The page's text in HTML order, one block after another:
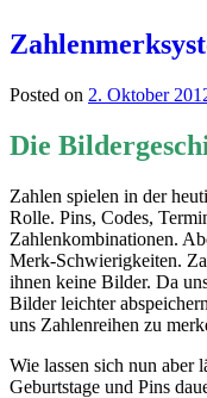
Posted on 2. Oktober
Die
Zahlen spielen in der
Rolle. Pins, Codes,
Zahlenkombinationen.
Merk-Schwierigkeiten.
ihnen keine Bilder. Da
Bilder leichter
uns Zahlenreihen zu
Wie lassen sich nun aber
Geburtstage und Pins